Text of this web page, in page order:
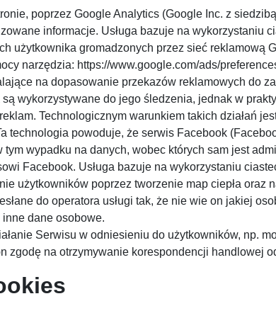
poprzez Google Analytics (Google Inc. z
informacje. Usługa bazuje na wykorzystaniu
użytkownika gromadzonych przez sieć reklamową
narzędzia: https://www.google.com/ads/
na dopasowanie przekazów reklamowych do
wykorzystywane do jego śledzenia, jednak w
Technologicznym warunkiem takich działań
technologia powoduje, że serwis Facebook
wypadku na danych, wobec których sam jest
Facebook. Usługa bazuje na wykorzystaniu
użytkowników poprzez tworzenie map ciepła oraz
do operatora usługi tak, że nie wie on jakiej
dane osobowe.
Serwisu w odniesieniu do użytkowników, np.
zgodę na otrzymywanie korespondencji handlowej